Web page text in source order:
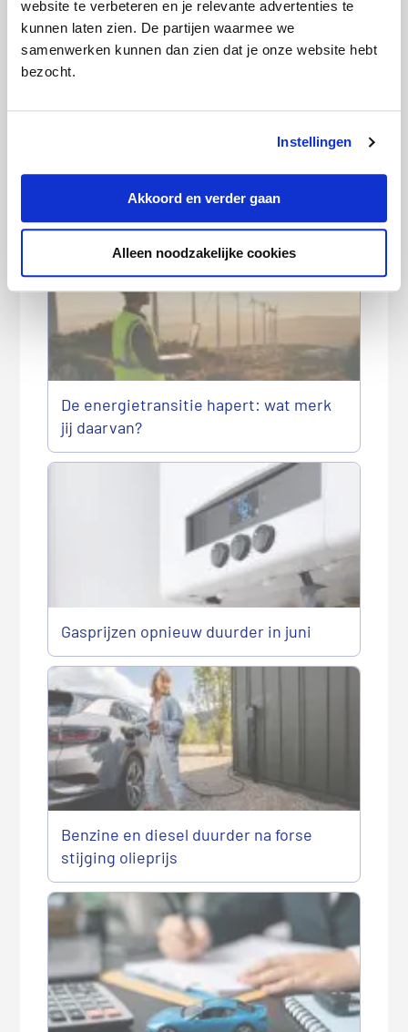
website te verbeteren en je relevante advertenties te
kunnen laten zien. De partijen waarmee we
samenwerken kunnen dan zien dat je onze website hebt
bezocht.
Instellingen
Akkoord en verder gaan
Alleen noodzakelijke cookies
journalisten.
Categorie:Persberichten,Wonen
Deze artikelen kunnen we je
aanraden:
De energietransitie hapert: wat merk
jij daarvan?
Gasprijzen opnieuw duurder in juni
Benzine en diesel duurder na forse
stijging olieprijs